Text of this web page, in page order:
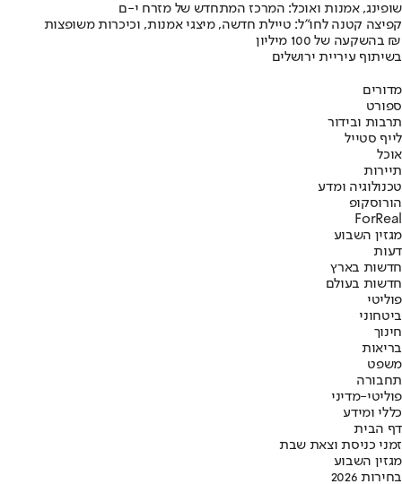
שופינג, אמנות ואוכל: המרכז המתחדש של מזרח י-ם
קפיצה קטנה לחו"ל: טיילת חדשה, מיצגי אמנות, וכיכרות משופצות
בהשקעה של 100 מיליון ₪
בשיתוף עיריית ירושלים
מדורים
ספורט
תרבות ובידור
לייף סטייל
אוכל
תיירות
טכנולוגיה ומדע
הורוסקופ
ForReal
מגזין השבוע
דעות
חדשות בארץ
חדשות בעולם
פוליטי
ביטחוני
חינוך
בריאות
משפט
תחבורה
פוליטי-מדיני
כללי ומידע
דף הבית
זמני כניסת וצאת שבת
מגזין השבוע
בחירות 2026